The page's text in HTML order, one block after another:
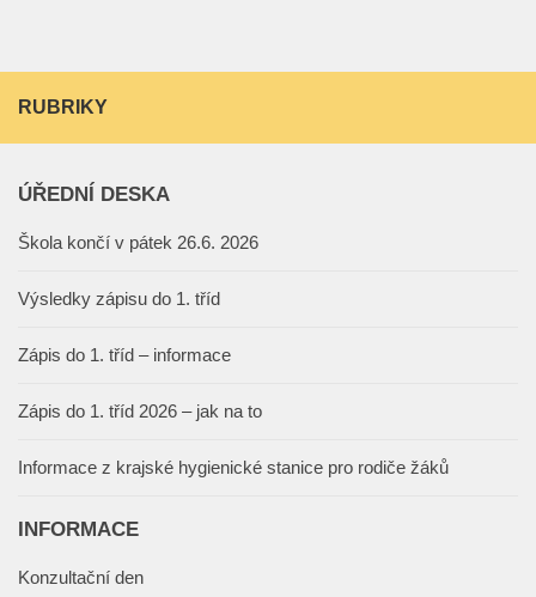
RUBRIKY
ÚŘEDNÍ DESKA
Škola končí v pátek 26.6. 2026
Výsledky zápisu do 1. tříd
Zápis do 1. tříd – informace
Zápis do 1. tříd 2026 – jak na to
Informace z krajské hygienické stanice pro rodiče žáků
INFORMACE
Konzultační den